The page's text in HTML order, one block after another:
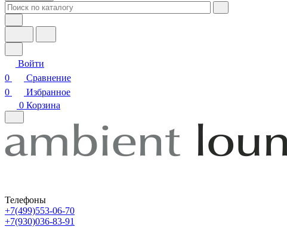
Войти
0
Сравнение
0
Избранное
0 Корзина
Телефоны
+7(499)553-06-70
+7(930)036-83-91